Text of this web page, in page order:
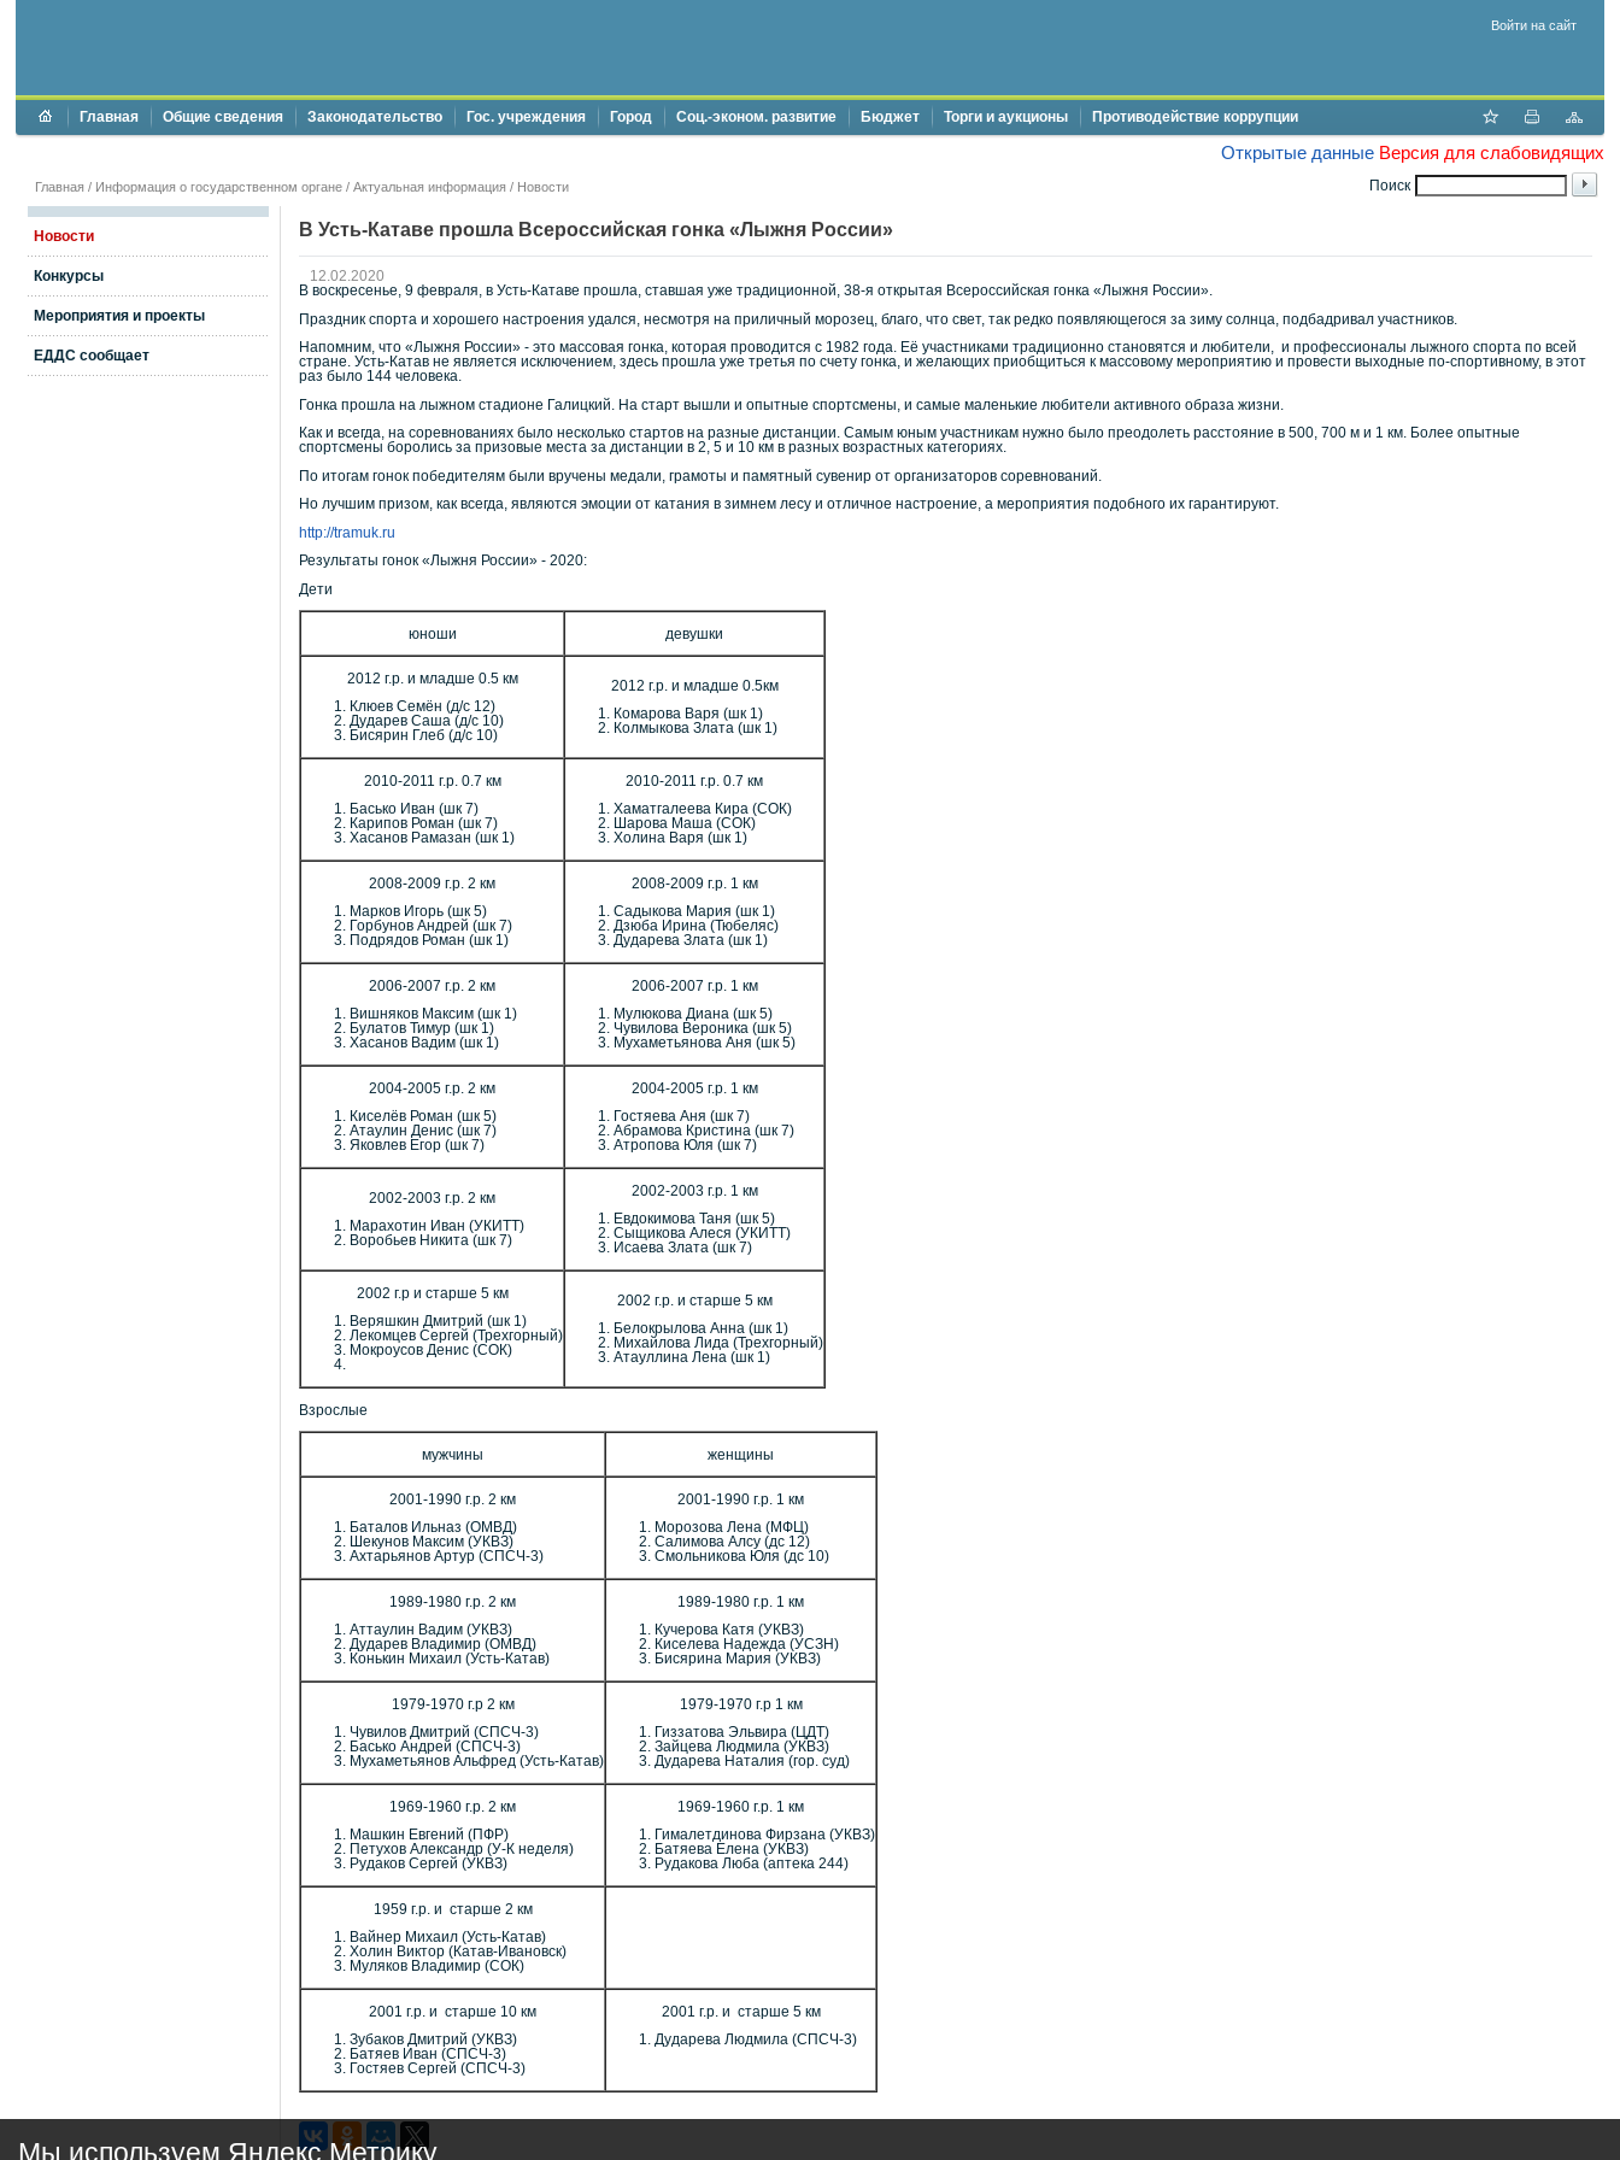
Войти на сайт
Главная Общие сведения Законодательство Гос. учреждения Город Соц.-эконом. развитие Бюджет Торги и аукционы Противодействие коррупции
Открытые данные Версия для слабовидящих
Поиск
Главная / Информация о государственном органе / Актуальная информация / Новости
Новости
Конкурсы
Мероприятия и проекты
ЕДДС сообщает
В Усть-Катаве прошла Всероссийская гонка «Лыжня России»
12.02.2020
В воскресенье, 9 февраля, в Усть-Катаве прошла, ставшая уже традиционной, 38-я открытая Всероссийская гонка «Лыжня России».
Праздник спорта и хорошего настроения удался, несмотря на приличный морозец, благо, что свет, так редко появляющегося за зиму солнца, подбадривал участников.
Напомним, что «Лыжня России» - это массовая гонка, которая проводится с 1982 года. Её участниками традиционно становятся и любители, и профессионалы лыжного спорта по всей
стране. Усть-Катав не является исключением, здесь прошла уже третья по счету гонка, и желающих приобщиться к массовому мероприятию и провести выходные по-спортивному, в этот
раз было 144 человека.
Гонка прошла на лыжном стадионе Галицкий. На старт вышли и опытные спортсмены, и самые маленькие любители активного образа жизни.
Как и всегда, на соревнованиях было несколько стартов на разные дистанции. Самым юным участникам нужно было преодолеть расстояние в 500, 700 м и 1 км. Более опытные
спортсмены боролись за призовые места за дистанции в 2, 5 и 10 км в разных возрастных категориях.
По итогам гонок победителям были вручены медали, грамоты и памятный сувенир от организаторов соревнований.
Но лучшим призом, как всегда, являются эмоции от катания в зимнем лесу и отличное настроение, а мероприятия подобного их гарантируют.
http://tramuk.ru
Результаты гонок «Лыжня России» - 2020:
Дети
юноши девушки
2012 г.р. и младше 0.5 км
Клюев Семён (д/с 12)
Дударев Саша (д/с 10)
Бисярин Глеб (д/с 10)
2012 г.р. и младше 0.5км
Комарова Варя (шк 1)
Колмыкова Злата (шк 1)
2010-2011 г.р. 0.7 км
Басько Иван (шк 7)
Карипов Роман (шк 7)
Хасанов Рамазан (шк 1)
2010-2011 г.р. 0.7 км
Хаматгалеева Кира (СОК)
Шарова Маша (СОК)
Холина Варя (шк 1)
2008-2009 г.р. 2 км
Марков Игорь (шк 5)
Горбунов Андрей (шк 7)
Подрядов Роман (шк 1)
2008-2009 г.р. 1 км
Садыкова Мария (шк 1)
Дзюба Ирина (Тюбеляс)
Дударева Злата (шк 1)
2006-2007 г.р. 2 км
Вишняков Максим (шк 1)
Булатов Тимур (шк 1)
Хасанов Вадим (шк 1)
2006-2007 г.р. 1 км
Мулюкова Диана (шк 5)
Чувилова Вероника (шк 5)
Мухаметьянова Аня (шк 5)
2004-2005 г.р. 2 км
Киселёв Роман (шк 5)
Атаулин Денис (шк 7)
Яковлев Егор (шк 7)
2004-2005 г.р. 1 км
Гостяева Аня (шк 7)
Абрамова Кристина (шк 7)
Атропова Юля (шк 7)
2002-2003 г.р. 2 км
Марахотин Иван (УКИТТ)
Воробьев Никита (шк 7)
2002-2003 г.р. 1 км
Евдокимова Таня (шк 5)
Сыщикова Алеся (УКИТТ)
Исаева Злата (шк 7)
2002 г.р и старше 5 км
Веряшкин Дмитрий (шк 1)
Лекомцев Сергей (Трехгорный)
Мокроусов Денис (СОК)
2002 г.р. и старше 5 км
Белокрылова Анна (шк 1)
Михайлова Лида (Трехгорный)
Атауллина Лена (шк 1)
Взрослые
мужчины женщины
2001-1990 г.р. 2 км
Баталов Ильназ (ОМВД)
Шекунов Максим (УКВЗ)
Ахтарьянов Артур (СПСЧ-3)
2001-1990 г.р. 1 км
Морозова Лена (МФЦ)
Салимова Алсу (дс 12)
Смольникова Юля (дс 10)
1989-1980 г.р. 2 км
Аттаулин Вадим (УКВЗ)
Дударев Владимир (ОМВД)
Конькин Михаил (Усть-Катав)
1989-1980 г.р. 1 км
Кучерова Катя (УКВЗ)
Киселева Надежда (УСЗН)
Бисярина Мария (УКВЗ)
1979-1970 г.р 2 км
Чувилов Дмитрий (СПСЧ-3)
Басько Андрей (СПСЧ-3)
Мухаметьянов Альфред (Усть-Катав)
1979-1970 г.р 1 км
Гиззатова Эльвира (ЦДТ)
Зайцева Людмила (УКВЗ)
Дударева Наталия (гор. суд)
1969-1960 г.р. 2 км
Машкин Евгений (ПФР)
Петухов Александр (У-К неделя)
Рудаков Сергей (УКВЗ)
1969-1960 г.р. 1 км
Гималетдинова Фирзана (УКВЗ)
Батяева Елена (УКВЗ)
Рудакова Люба (аптека 244)
1959 г.р. и старше 2 км
Вайнер Михаил (Усть-Катав)
Холин Виктор (Катав-Ивановск)
Муляков Владимир (СОК)
2001 г.р. и старше 10 км
Зубаков Дмитрий (УКВЗ)
Батяев Иван (СПСЧ-3)
Гостяев Сергей (СПСЧ-3)
2001 г.р. и старше 5 км
Дударева Людмила (СПСЧ-3)
Мы используем Яндекс Метрику